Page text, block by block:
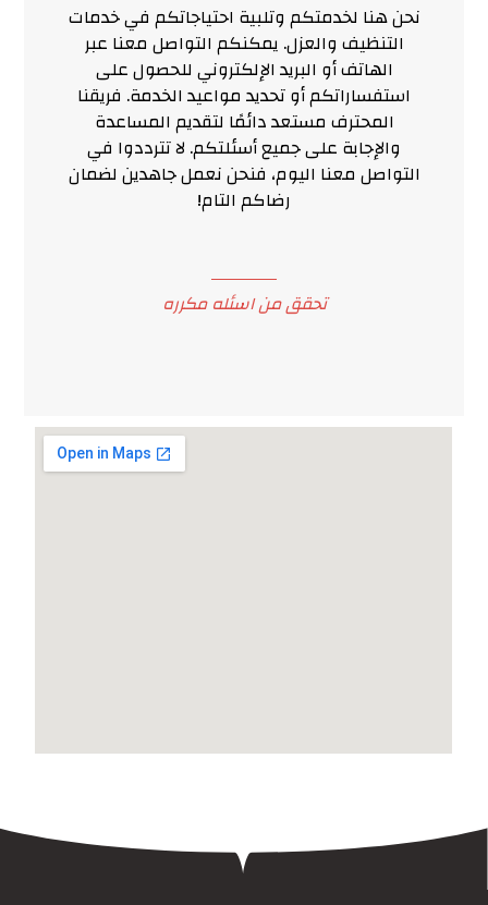
نحن هنا لخدمتكم وتلبية احتياجاتكم في خدمات
التنظيف والعزل. يمكنكم التواصل معنا عبر
الهاتف أو البريد الإلكتروني للحصول على
استفساراتكم أو تحديد مواعيد الخدمة. فريقنا
المحترف مستعد دائمًا لتقديم المساعدة
والإجابة على جميع أسئلتكم. لا تترددوا في
التواصل معنا اليوم، فنحن نعمل جاهدين لضمان
رضاكم التام!
تحقق من اسئله مکرره